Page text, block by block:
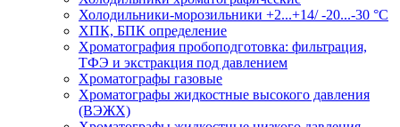
Холодильники-морозильники +2...+14/ -20...-30 °C
ХПК, БПК определение
Хроматография пробоподготовка: фильтрация,
ТФЭ и экстракция под давлением
Хроматографы газовые
Хроматографы жидкостные высокого давления
(ВЭЖХ)